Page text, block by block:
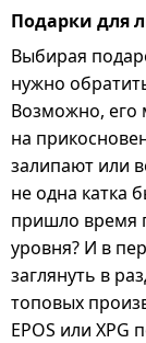
Подарки для
Выбирая
нужно
Возможно, его
на
залипают или
не одна катка
пришло время
уровня? И в
заглянуть в
топовых
EPOS или XPG